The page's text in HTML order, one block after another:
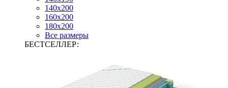
140х200
160х200
180х200
Все размеры
БЕСТСЕЛЛЕР: